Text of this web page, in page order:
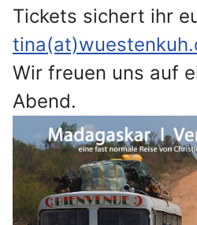
Tickets sichert ihr
Wir freuen uns auf
Abend.